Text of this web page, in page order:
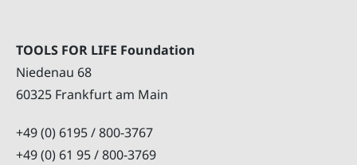
TOOLS FOR LIFE Foundation
Niedenau 68
60325 Frankfurt am Main
+49 (0) 6195 / 800-3767
+49 (0) 61 95 / 800-3769